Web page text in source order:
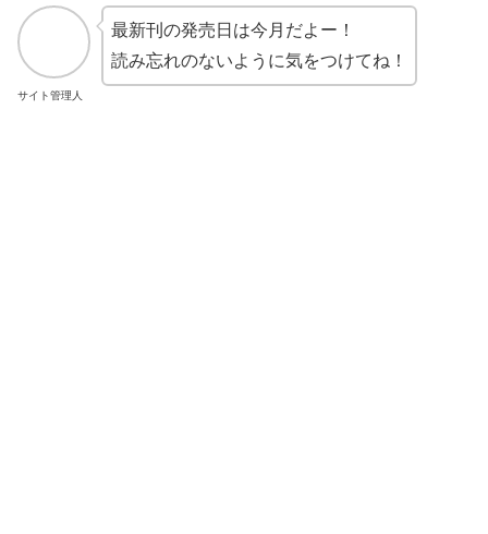
サイト管理人
最新刊の発売日は今月だよー！
読み忘れのないように気をつけてね！